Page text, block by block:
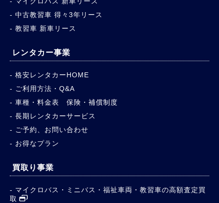
中古教習車 得々3年リース
教習車 新車リース
レンタカー事業
格安レンタカーHOME
ご利用方法・Q&A
車種・料金表 保険・補償制度
長期レンタカーサービス
ご予約、お問い合わせ
お得なプラン
買取り事業
マイクロバス・ミニバス・福祉車両・教習車の高額査定買
取